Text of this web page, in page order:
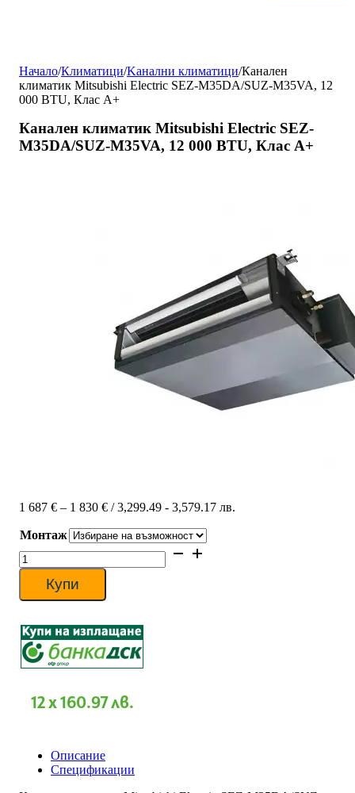
Начало/Климатици/Kанални климатици/Канален
климатик Mitsubishi Electric SEZ-M35DA/SUZ-M35VA, 12
000 BTU, Клас A+
Канален климатик Mitsubishi Electric SEZ-
M35DA/SUZ-M35VA, 12 000 BTU, Клас A+
1 687 € – 1 830 €Price
1
687 €
/ 3,299.49 - 3,579.17 лв.
Монтаж
количество
за
Канален
климатик
SEZ-
M35DA/SUZ-
M35VA,
BTU,
Купи
12 x 160.97 лв.
Описание
Спецификации